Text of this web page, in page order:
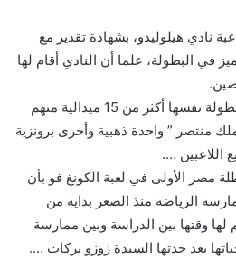
نادي هيلوليدو، بشهادة تقدير مع
في البطولة، علما أن النادي أقام لها
كانت مصر قد حصدت في البطولة نفسها أكثر من 15 ميدالية منهم
منتصر ” واحدة ذهبية وأخرى برونزية
اللاعبين ….
مصر الأولى في لعبة الكونغ فو بأن
الرياضة منذ الصغر بداية من
لها وقتها بين الدراسة وبين ممارسة
بعد جدتها السيدة زوزو بركات ….